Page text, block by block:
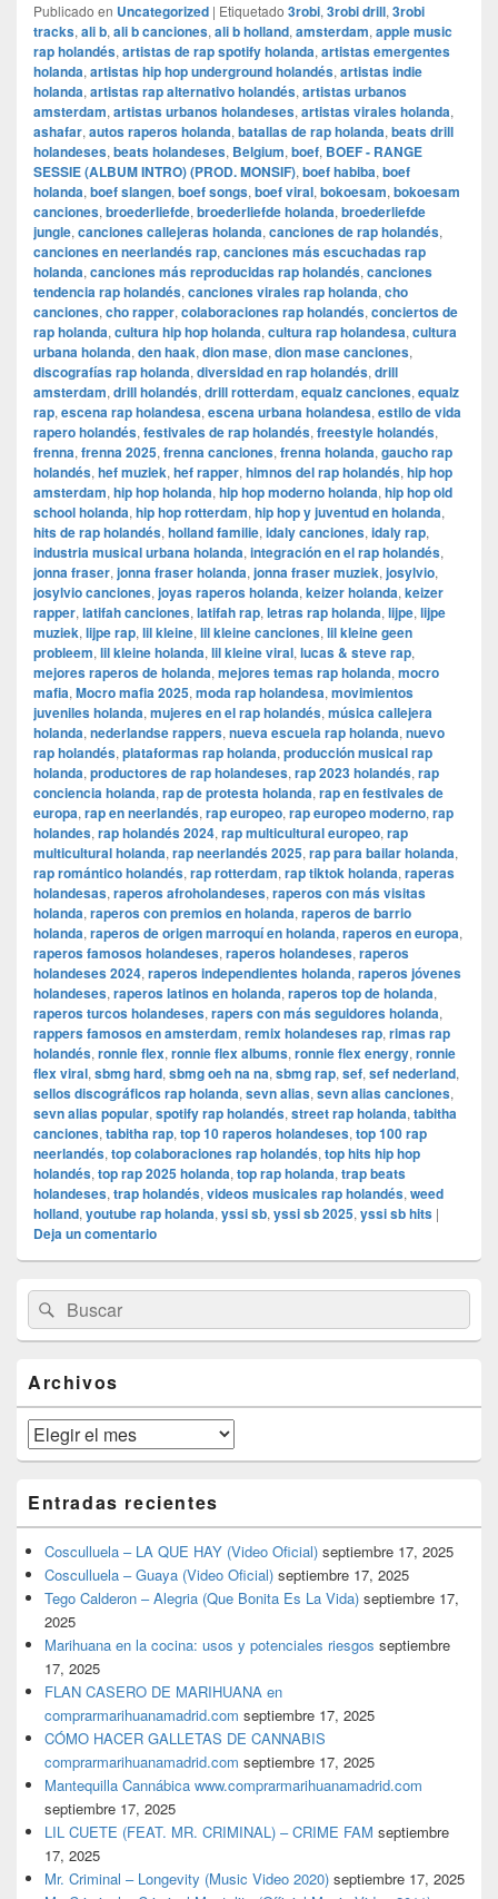
Publicado en Uncategorized | Etiquetado 3robi, 3robi drill, 3robi
tracks, ali b, ali b canciones, ali b holland, amsterdam, apple music
rap holandés, artistas de rap spotify holanda, artistas emergentes
holanda, artistas hip hop underground holandés, artistas indie
holanda, artistas rap alternativo holandés, artistas urbanos
amsterdam, artistas urbanos holandeses, artistas virales holanda,
ashafar, autos raperos holanda, batallas de rap holanda, beats drill
holandeses, beats holandeses, Belgium, boef, BOEF - RANGE
SESSIE (ALBUM INTRO) (PROD. MONSIF), boef habiba, boef
holanda, boef slangen, boef songs, boef viral, bokoesam, bokoesam
canciones, broederliefde, broederliefde holanda, broederliefde
jungle, canciones callejeras holanda, canciones de rap holandés,
canciones en neerlandés rap, canciones más escuchadas rap
holanda, canciones más reproducidas rap holandés, canciones
tendencia rap holandés, canciones virales rap holanda, cho
canciones, cho rapper, colaboraciones rap holandés, conciertos de
rap holanda, cultura hip hop holanda, cultura rap holandesa, cultura
urbana holanda, den haak, dion mase, dion mase canciones,
discografías rap holanda, diversidad en rap holandés, drill
amsterdam, drill holandés, drill rotterdam, equalz canciones, equalz
rap, escena rap holandesa, escena urbana holandesa, estilo de vida
rapero holandés, festivales de rap holandés, freestyle holandés,
frenna, frenna 2025, frenna canciones, frenna holanda, gaucho rap
holandés, hef muziek, hef rapper, himnos del rap holandés, hip hop
amsterdam, hip hop holanda, hip hop moderno holanda, hip hop old
school holanda, hip hop rotterdam, hip hop y juventud en holanda,
hits de rap holandés, holland familie, idaly canciones, idaly rap,
industria musical urbana holanda, integración en el rap holandés,
jonna fraser, jonna fraser holanda, jonna fraser muziek, josylvio,
josylvio canciones, joyas raperos holanda, keizer holanda, keizer
rapper, latifah canciones, latifah rap, letras rap holanda, lijpe, lijpe
muziek, lijpe rap, lil kleine, lil kleine canciones, lil kleine geen
probleem, lil kleine holanda, lil kleine viral, lucas & steve rap,
mejores raperos de holanda, mejores temas rap holanda, mocro
mafia, Mocro mafia 2025, moda rap holandesa, movimientos
juveniles holanda, mujeres en el rap holandés, música callejera
holanda, nederlandse rappers, nueva escuela rap holanda, nuevo
rap holandés, plataformas rap holanda, producción musical rap
holanda, productores de rap holandeses, rap 2023 holandés, rap
conciencia holanda, rap de protesta holanda, rap en festivales de
europa, rap en neerlandés, rap europeo, rap europeo moderno, rap
holandes, rap holandés 2024, rap multicultural europeo, rap
multicultural holanda, rap neerlandés 2025, rap para bailar holanda,
rap romántico holandés, rap rotterdam, rap tiktok holanda, raperas
holandesas, raperos afroholandeses, raperos con más visitas
holanda, raperos con premios en holanda, raperos de barrio
holanda, raperos de origen marroquí en holanda, raperos en europa,
raperos famosos holandeses, raperos holandeses, raperos
holandeses 2024, raperos independientes holanda, raperos jóvenes
holandeses, raperos latinos en holanda, raperos top de holanda,
raperos turcos holandeses, rapers con más seguidores holanda,
rappers famosos en amsterdam, remix holandeses rap, rimas rap
holandés, ronnie flex, ronnie flex albums, ronnie flex energy, ronnie
flex viral, sbmg hard, sbmg oeh na na, sbmg rap, sef, sef nederland,
sellos discográficos rap holanda, sevn alias, sevn alias canciones,
sevn alias popular, spotify rap holandés, street rap holanda, tabitha
canciones, tabitha rap, top 10 raperos holandeses, top 100 rap
neerlandés, top colaboraciones rap holandés, top hits hip hop
holandés, top rap 2025 holanda, top rap holanda, trap beats
holandeses, trap holandés, videos musicales rap holandés, weed
holland, youtube rap holanda, yssi sb, yssi sb 2025, yssi sb hits |
Deja un comentario
área
de
widget
lateral
primaria
Buscar
por:
Buscar
Archivos
Archivos
Entradas recientes
Cosculluela – LA QUE HAY (Video Oficial) septiembre 17, 2025
Cosculluela – Guaya (Video Oficial) septiembre 17, 2025
Tego Calderon – Alegria (Que Bonita Es La Vida) septiembre 17,
2025
Marihuana en la cocina: usos y potenciales riesgos septiembre
17, 2025
FLAN CASERO DE MARIHUANA en
comprarmarihuanamadrid.com septiembre 17, 2025
CÓMO HACER GALLETAS DE CANNABIS
comprarmarihuanamadrid.com septiembre 17, 2025
Mantequilla Cannábica www.comprarmarihuanamadrid.com
septiembre 17, 2025
LIL CUETE (FEAT. MR. CRIMINAL) – CRIME FAM septiembre
17, 2025
Mr. Criminal – Longevity (Music Video 2020) septiembre 17, 2025